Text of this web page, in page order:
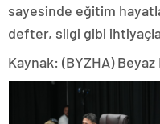
sayesinde eğitim
defter, silgi gibi
Kaynak: (BYZHA) Beyaz